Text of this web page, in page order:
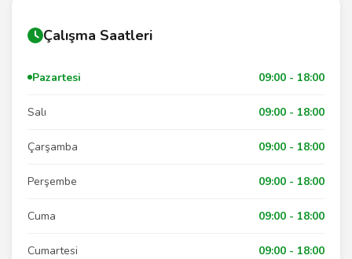
Çalışma Saatleri
Pazartesi 09:00 - 18:00
Salı 09:00 - 18:00
Çarşamba 09:00 - 18:00
Perşembe 09:00 - 18:00
Cuma 09:00 - 18:00
Cumartesi 09:00 - 18:00